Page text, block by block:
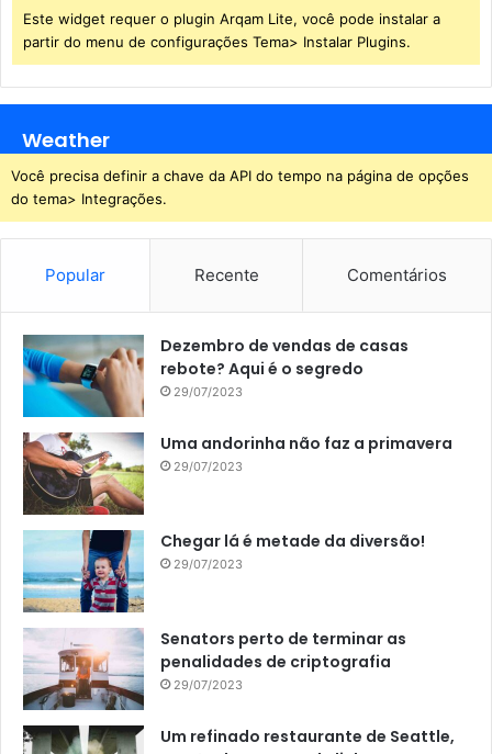
Este widget requer o plugin Arqam Lite, você pode instalar a
partir do menu de configurações Tema> Instalar Plugins.
Weather
Você precisa definir a chave da API do tempo na página de opções
do tema> Integrações.
Popular Recente Comentários
Dezembro de vendas de casas
rebote? Aqui é o segredo
29/07/2023
Uma andorinha não faz a primavera
29/07/2023
Chegar lá é metade da diversão!
29/07/2023
Senators perto de terminar as
penalidades de criptografia
29/07/2023
Um refinado restaurante de Seattle,